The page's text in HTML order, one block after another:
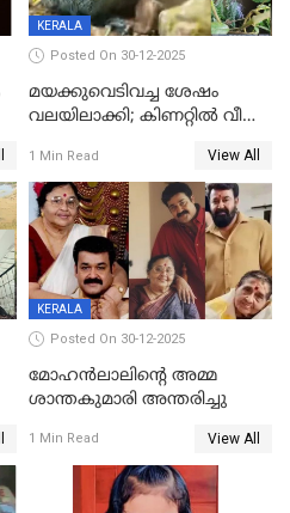
KERALA
Posted On 30-12-2025
മയക്കുവെടിവച്ച ശേഷം
വലയിലാക്കി; കിണറ്റിൽ വീണ
1 Min Read View All
KERALA
Posted On 30-12-2025
മോഹന്‍ലാലിന്‍റെ അമ്മ
ശാന്തകുമാരി അന്തരിച്ചു
1 Min Read View All